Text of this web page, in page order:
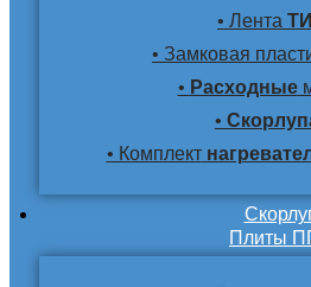
• Лента
• Замковая
• Расходные
•
• Комплект
Плиты